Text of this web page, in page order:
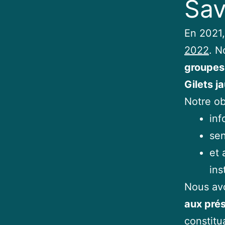
En
2022.
Gilets
Notre
et
Nous
aux